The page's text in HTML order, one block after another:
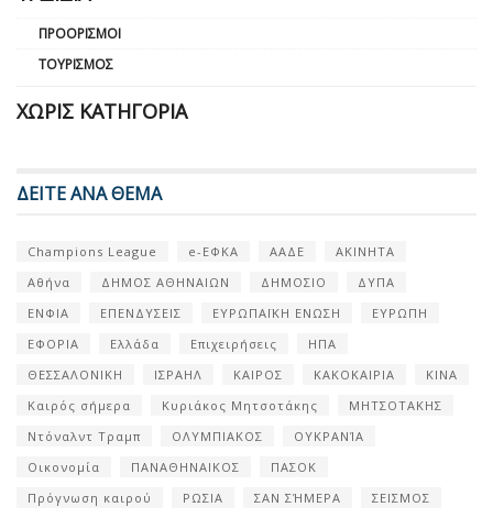
ΠΡΟΟΡΙΣΜΟΊ
ΤΟΥΡΙΣΜΌΣ
ΧΩΡΊΣ ΚΑΤΗΓΟΡΊΑ
ΔΕΙΤΕ ΑΝΑ ΘΕΜΑ
Champions League e-ΕΦΚΑ ΑΑΔΕ
ΑΚΙΝΗΤΑ
Αθήνα
ΔΗΜΟΣ ΑΘΗΝΑΙΩΝ ΔΗΜΟΣΙΟ
ΔΥΠΑ
ΕΝΦΙΑ
ΕΠΕΝΔΥΣΕΙΣ ΕΥΡΩΠΑΪΚΗ ΕΝΩΣΗ
ΕΥΡΩΠΗ
ΕΦΟΡΙΑ
Ελλάδα Επιχειρήσεις
ΗΠΑ
ΘΕΣΣΑΛΟΝΙΚΗ
ΙΣΡΑΗΛ ΚΑΙΡΟΣ ΚΑΚΟΚΑΙΡΙΑ
ΚΙΝΑ
Καιρός σήμερα
Κυριάκος Μητσοτάκης
ΜΗΤΣΟΤΑΚΗΣ
Ντόναλντ Τραμπ
ΟΛΥΜΠΙΑΚΟΣ
ΟΥΚΡΑΝΊΑ
Οικονομία
ΠΑΝΑΘΗΝΑΙΚΟΣ
ΠΑΣΟΚ
Πρόγνωση καιρού
ΡΩΣΙΑ ΣΑΝ ΣΉΜΕΡΑ
ΣΕΙΣΜΟΣ